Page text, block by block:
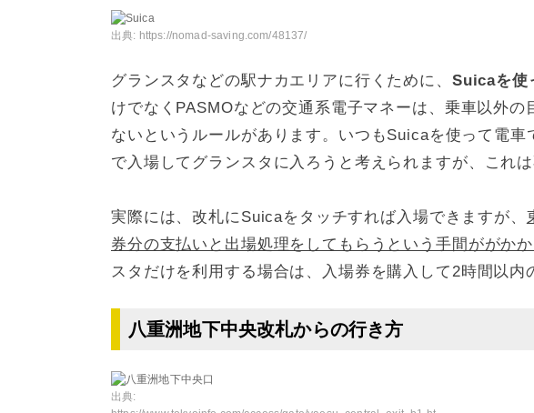
出典: https://nomad-saving.com/48137/
グランスタなどの駅ナカエリアに行くために、 Suicaを使
けでなくPASMOなどの交通系電子マネーは、乗車以外の
ないというルールがあります。いつもSuicaを使って電
で入場してグランスタに入ろうと考えられますが、これは
実際には、改札にSuicaをタッチすれば入場できますが、
券分の支払いと出場処理をしてもらうという手間ががか
スタだけを利用する場合は、入場券を購入して2時間以内
八重洲地下中央改札からの行き方
出典: